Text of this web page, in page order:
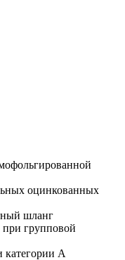
оцинкованных
шланг
групповой
категории А